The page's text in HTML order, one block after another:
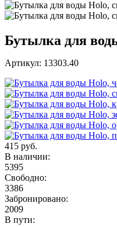
Бутылка для
Артикул: 13303.40
415 руб.
В наличии:
5395
Свободно:
3386
Забронировано:
2009
В пути: